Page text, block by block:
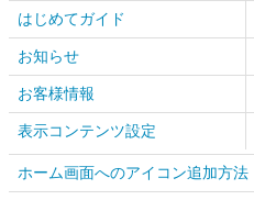
はじめてガイド
お知らせ
お客様情報
表示コンテンツ設定
ホーム画面へのアイコン追加方法